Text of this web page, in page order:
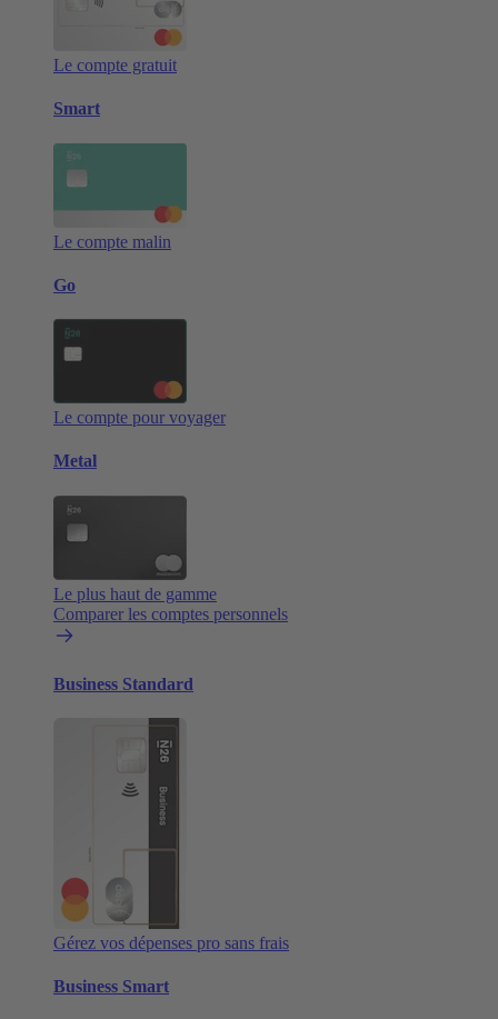
Le compte gratuit
Smart
Le compte malin
Go
Le compte pour voyager
Metal
Le plus haut de gamme
Comparer les comptes personnels
Business Standard
Gérez vos dépenses pro sans frais
Business Smart